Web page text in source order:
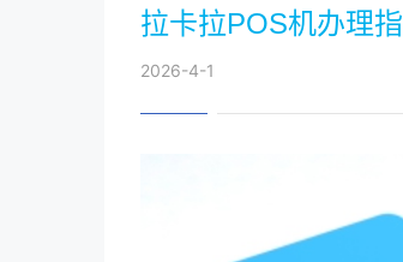
拉卡拉POS机办理
2026-4-1